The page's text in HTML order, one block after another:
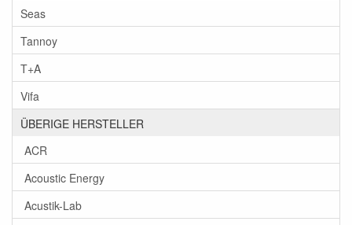
Seas
Tannoy
T+A
Vifa
ÜBERIGE HERSTELLER
ACR
Acoustic Energy
Acustik-Lab